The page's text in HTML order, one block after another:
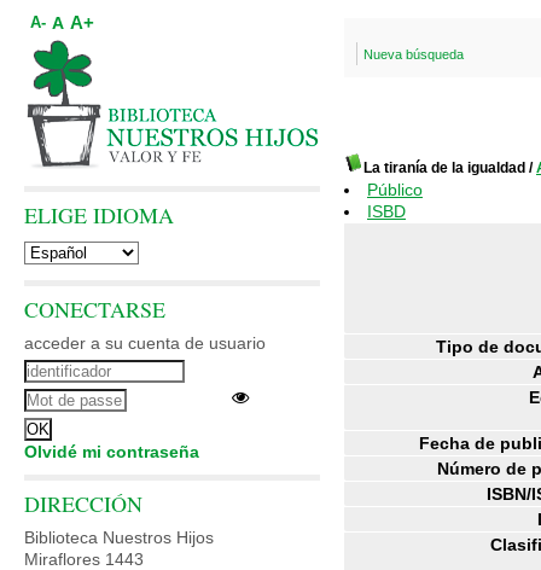
Nueva búsqueda
La tiranía de la igualdad /
Público
ISBD
Tipo de
Fecha de
Número de
ISBN/
A- A A+
ELIGE IDIOMA
CONECTARSE
acceder a su cuenta de usuario
Olvidé mi contraseña
DIRECCIÓN
Biblioteca Nuestros Hijos
Miraflores 1443